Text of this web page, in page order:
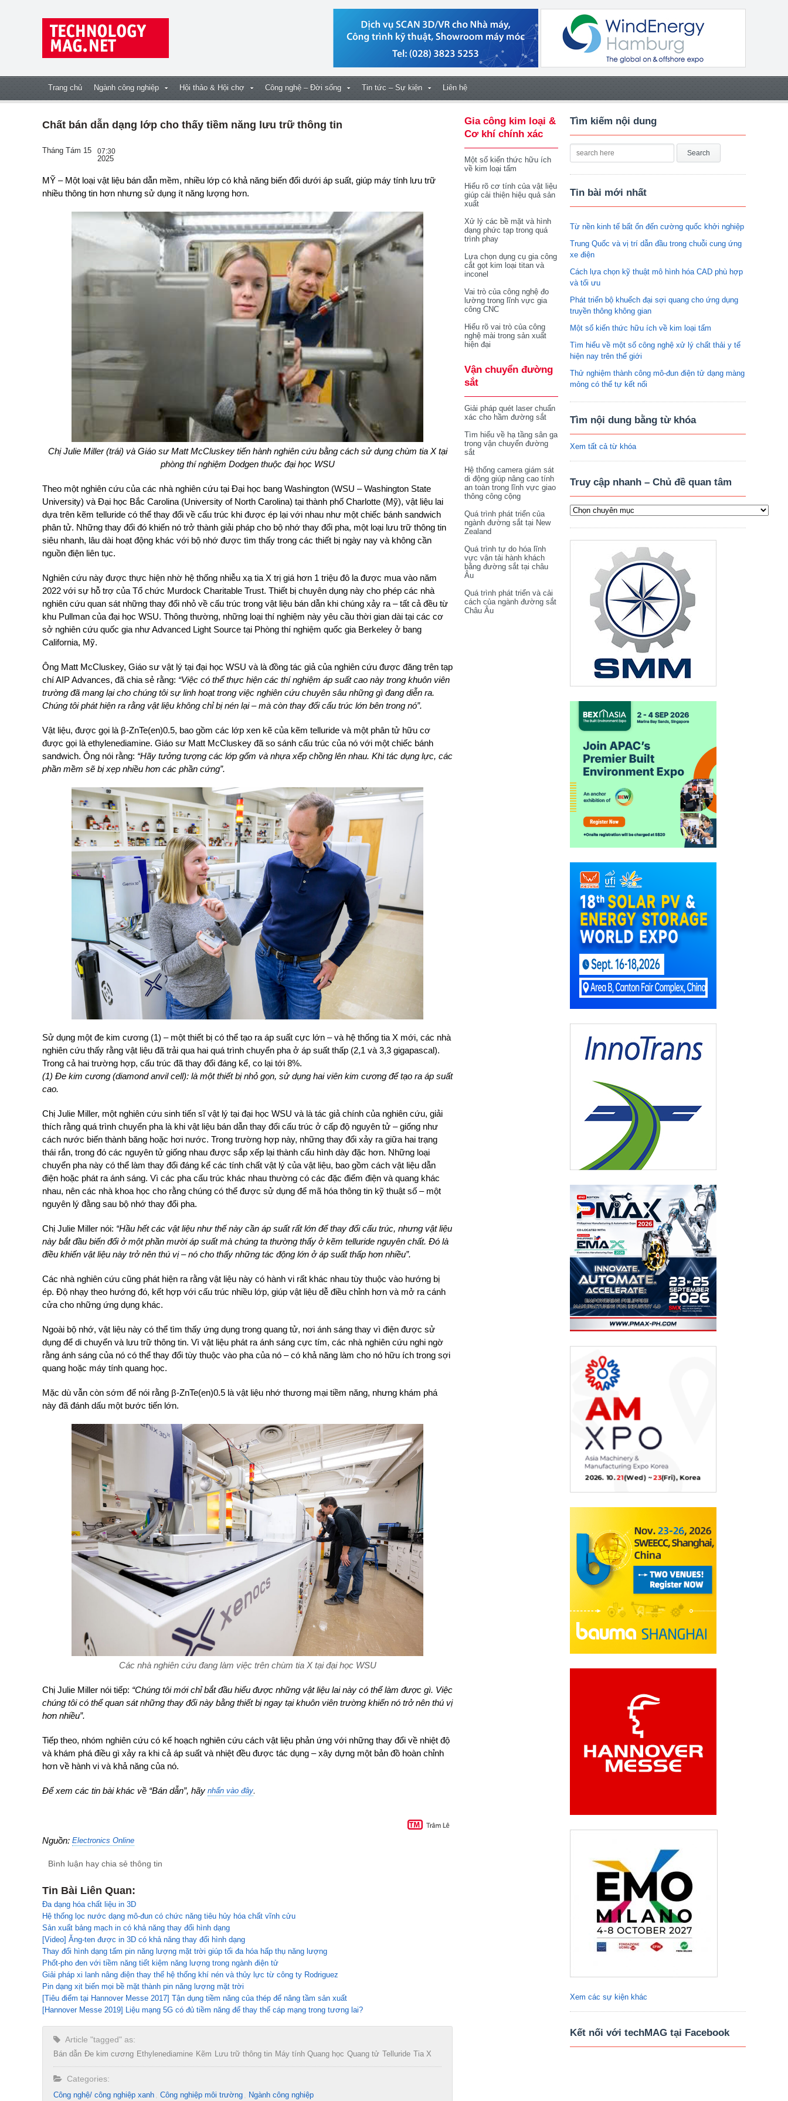
Trang chủ Ngành công nghiệp Hội thảo & Hội chợ Công nghệ – Đời sống Tin tức – Sự kiện Liên hệ
Chất bán dẫn dạng lớp cho thấy tiềm năng lưu trữ thông tin
Tháng Tám 15 07:30
2025
MỸ – Một loại vật liệu bán dẫn mềm, nhiều lớp có khả năng biến đổi dưới áp suất, giúp máy tính lưu trữ
nhiều thông tin hơn nhưng sử dụng ít năng lượng hơn.
Chị Julie Miller (trái) và Giáo sư Matt McCluskey tiến hành nghiên cứu bằng cách sử dụng chùm tia X tại
phòng thí nghiệm Dodgen thuộc đại học WSU
Theo một nghiên cứu của các nhà nghiên cứu tại Đại học bang Washington (WSU – Washington State
University) và Đại học Bắc Carolina (University of North Carolina) tại thành phố Charlotte (Mỹ), vật liệu lai
dựa trên kẽm telluride có thể thay đổi về cấu trúc khi được ép lại với nhau như một chiếc bánh sandwich
phân tử. Những thay đổi đó khiến nó trở thành giải pháp cho bộ nhớ thay đổi pha, một loại lưu trữ thông tin
siêu nhanh, lâu dài hoạt động khác với bộ nhớ được tìm thấy trong các thiết bị ngày nay và không cần
nguồn điện liên tục.
Nghiên cứu này được thực hiện nhờ hệ thống nhiễu xạ tia X trị giá hơn 1 triệu đô la được mua vào năm
2022 với sự hỗ trợ của Tổ chức Murdock Charitable Trust. Thiết bị chuyên dụng này cho phép các nhà
nghiên cứu quan sát những thay đổi nhỏ về cấu trúc trong vật liệu bán dẫn khi chúng xảy ra – tất cả đều từ
khu Pullman của đại học WSU. Thông thường, những loại thí nghiệm này yêu cầu thời gian dài tại các cơ
sở nghiên cứu quốc gia như Advanced Light Source tại Phòng thí nghiệm quốc gia Berkeley ở bang
California, Mỹ.
Ông Matt McCluskey, Giáo sư vật lý tại đại học WSU và là đồng tác giả của nghiên cứu được đăng trên tạp
chí AIP Advances, đã chia sẻ rằng: “Việc có thể thực hiện các thí nghiệm áp suất cao này trong khuôn viên
trường đã mang lại cho chúng tôi sự linh hoạt trong việc nghiên cứu chuyên sâu những gì đang diễn ra.
Chúng tôi phát hiện ra rằng vật liệu không chỉ bị nén lại – mà còn thay đổi cấu trúc lớn bên trong nó”.
Vật liệu, được gọi là β-ZnTe(en)0.5, bao gồm các lớp xen kẽ của kẽm telluride và một phân tử hữu cơ
được gọi là ethylenediamine. Giáo sư Matt McCluskey đã so sánh cấu trúc của nó với một chiếc bánh
sandwich. Ông nói rằng: “Hãy tưởng tượng các lớp gốm và nhựa xếp chồng lên nhau. Khi tác dụng lực, các
phần mềm sẽ bị xẹp nhiều hơn các phần cứng”.
Sử dụng một đe kim cương (1) – một thiết bị có thể tạo ra áp suất cực lớn – và hệ thống tia X mới, các nhà
nghiên cứu thấy rằng vật liệu đã trải qua hai quá trình chuyển pha ở áp suất thấp (2,1 và 3,3 gigapascal).
Trong cả hai trường hợp, cấu trúc đã thay đổi đáng kể, co lại tới 8%.
(1) Đe kim cương (diamond anvil cell): là một thiết bị nhỏ gọn, sử dụng hai viên kim cương để tạo ra áp suất
cao.
Chị Julie Miller, một nghiên cứu sinh tiến sĩ vật lý tại đại học WSU và là tác giả chính của nghiên cứu, giải
thích rằng quá trình chuyển pha là khi vật liệu bán dẫn thay đổi cấu trúc ở cấp độ nguyên tử – giống như
cách nước biến thành băng hoặc hơi nước. Trong trường hợp này, những thay đổi xảy ra giữa hai trạng
thái rắn, trong đó các nguyên tử giống nhau được sắp xếp lại thành cấu hình dày đặc hơn. Những loại
chuyển pha này có thể làm thay đổi đáng kể các tính chất vật lý của vật liệu, bao gồm cách vật liệu dẫn
điện hoặc phát ra ánh sáng. Vì các pha cấu trúc khác nhau thường có các đặc điểm điện và quang khác
nhau, nên các nhà khoa học cho rằng chúng có thể được sử dụng để mã hóa thông tin kỹ thuật số – một
nguyên lý đằng sau bộ nhớ thay đổi pha.
Chị Julie Miller nói: “Hầu hết các vật liệu như thế này cần áp suất rất lớn để thay đổi cấu trúc, nhưng vật liệu
này bắt đầu biến đổi ở một phần mười áp suất mà chúng ta thường thấy ở kẽm telluride nguyên chất. Đó là
điều khiến vật liệu này trở nên thú vị – nó cho thấy những tác động lớn ở áp suất thấp hơn nhiều”.
Các nhà nghiên cứu cũng phát hiện ra rằng vật liệu này có hành vi rất khác nhau tùy thuộc vào hướng bị
ép. Độ nhạy theo hướng đó, kết hợp với cấu trúc nhiều lớp, giúp vật liệu dễ điều chỉnh hơn và mở ra cánh
cửa cho những ứng dụng khác.
Ngoài bộ nhớ, vật liệu này có thể tìm thấy ứng dụng trong quang tử, nơi ánh sáng thay vì điện được sử
dụng để di chuyển và lưu trữ thông tin. Vì vật liệu phát ra ánh sáng cực tím, các nhà nghiên cứu nghi ngờ
rằng ánh sáng của nó có thể thay đổi tùy thuộc vào pha của nó – có khả năng làm cho nó hữu ích trong sợi
quang hoặc máy tính quang học.
Mặc dù vẫn còn sớm để nói rằng β-ZnTe(en)0.5 là vật liệu nhớ thương mại tiềm năng, nhưng khám phá
này đã đánh dấu một bước tiến lớn.
Các nhà nghiên cứu đang làm việc trên chùm tia X tại đại học WSU
Chị Julie Miller nói tiếp: “Chúng tôi mới chỉ bắt đầu hiểu được những vật liệu lai này có thể làm được gì. Việc
chúng tôi có thể quan sát những thay đổi này bằng thiết bị ngay tại khuôn viên trường khiến nó trở nên thú vị
hơn nhiều”.
Tiếp theo, nhóm nghiên cứu có kế hoạch nghiên cứu cách vật liệu phản ứng với những thay đổi về nhiệt độ
và khám phá điều gì xảy ra khi cả áp suất và nhiệt đều được tác dụng – xây dựng một bản đồ hoàn chỉnh
hơn về hành vi và khả năng của nó.
Để xem các tin bài khác về “Bán dẫn”, hãy nhấn vào đây.
Nguồn: Electronics Online
Bình luận hay chia sẻ thông tin
Tin Bài Liên Quan:
Đa dạng hóa chất liệu in 3D
Hệ thống lọc nước dạng mô-đun có chức năng tiêu hủy hóa chất vĩnh cửu
Sản xuất bảng mạch in có khả năng thay đổi hình dạng
[Video] Ăng-ten được in 3D có khả năng thay đổi hình dạng
Thay đổi hình dạng tấm pin năng lượng mặt trời giúp tối đa hóa hấp thụ năng lượng
Phốt-pho đen với tiềm năng tiết kiệm năng lượng trong ngành điện tử
Giải pháp xi lanh nâng điện thay thế hệ thống khí nén và thủy lực từ công ty Rodriguez
Pin dạng xịt biến mọi bề mặt thành pin năng lượng mặt trời
[Tiêu điểm tại Hannover Messe 2017] Tận dụng tiềm năng của thép để nâng tầm sản xuất
[Hannover Messe 2019] Liệu mạng 5G có đủ tiềm năng để thay thế cáp mạng trong tương lai?
Article "tagged" as:
Bán dẫn Đe kim cương Ethylenediamine Kẽm Lưu trữ thông tin Máy tính Quang học Quang tử Telluride Tia X
Categories:
Công nghệ/ công nghiệp xanh Công nghiệp môi trường Ngành công nghiệp
Gia công kim loại &
Cơ khí chính xác
Một số kiến thức hữu ích
về kim loại tấm
Hiểu rõ cơ tính của vật liệu
giúp cải thiện hiệu quả sản
xuất
Xử lý các bề mặt và hình
dạng phức tạp trong quá
trình phay
Lựa chọn dụng cụ gia công
cắt gọt kim loại titan và
inconel
Vai trò của công nghệ đo
lường trong lĩnh vực gia
công CNC
Hiểu rõ vai trò của công
nghệ mài trong sản xuất
hiện đại
Vận chuyển đường
sắt
Giải pháp quét laser chuẩn
xác cho hầm đường sắt
Tìm hiểu về hạ tầng sân ga
trong vận chuyển đường
sắt
Hệ thống camera giám sát
di động giúp nâng cao tính
an toàn trong lĩnh vực giao
thông công cộng
Quá trình phát triển của
ngành đường sắt tại New
Zealand
Quá trình tự do hóa lĩnh
vực vận tải hành khách
bằng đường sắt tại châu
Âu
Quá trình phát triển và cải
cách của ngành đường sắt
Châu Âu
Tìm kiếm nội dung
Tin bài mới nhất
Từ nền kinh tế bất ổn đến cường quốc khởi nghiệp
Trung Quốc và vị trí dẫn đầu trong chuỗi cung ứng
xe điện
Cách lựa chọn kỹ thuật mô hình hóa CAD phù hợp
và tối ưu
Phát triển bộ khuếch đại sợi quang cho ứng dụng
truyền thông không gian
Một số kiến thức hữu ích về kim loại tấm
Tìm hiểu về một số công nghệ xử lý chất thải y tế
hiện nay trên thế giới
Thử nghiệm thành công mô-đun điện tử dạng màng
mỏng có thể tự kết nối
Tìm nội dung bằng từ khóa
Xem tất cả từ khóa
Truy cập nhanh – Chủ đề quan tâm
Xem các sự kiện khác
Kết nối với techMAG tại Facebook